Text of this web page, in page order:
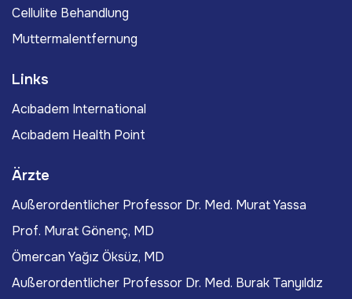
Cellulite Behandlung
Muttermalentfernung
Links
Acıbadem International
Acıbadem Health Point
Ärzte
Außerordentlicher Professor Dr. Med. Murat Yassa
Prof. Murat Gönenç, MD
Ömercan Yağız Öksüz, MD
Außerordentlicher Professor Dr. Med. Burak Tanyıldız